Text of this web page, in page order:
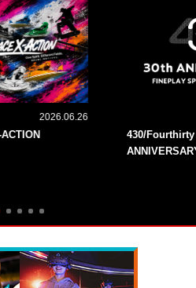
2026.06.26
430/